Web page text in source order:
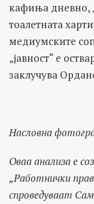
кафиња дневно,
тоалетната
медиумските
„јавност“ е
заклучува
Насловна
Оваа анализа е
„Работнички
спроведуваат